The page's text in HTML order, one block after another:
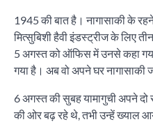
1945 की बात है। नागासाकी के
मित्सुबिशी हैवी इंडस्ट्रीज के लिए
5 अगस्त को ऑफिस में उनसे कहा
गया है। अब वो अपने घर नागासाकी
6 अगस्त की सुबह यामागुची अपने दो
की ओर बढ़ रहे थे, तभी उन्हें ख्याल